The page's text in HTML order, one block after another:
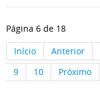
Página 6 de 18
Início
Anterior
9
10 Próximo